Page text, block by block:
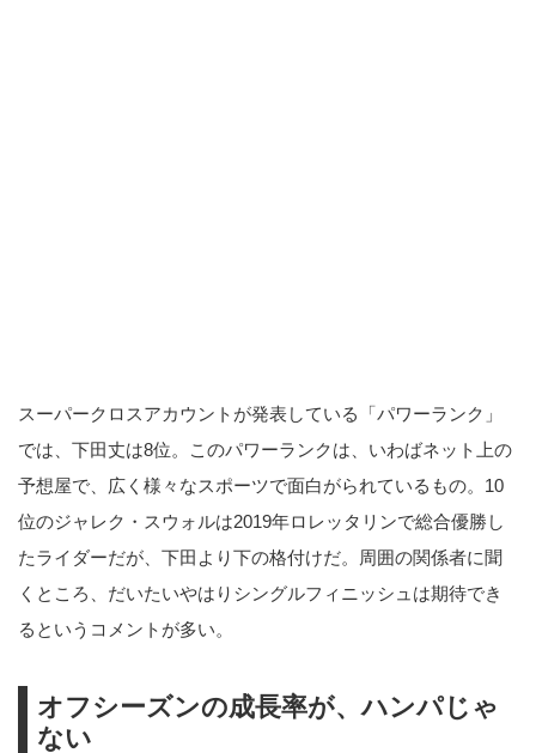
スーパークロスアカウントが発表している「パワーランク」
では、下田丈は8位。このパワーランクは、いわばネット上の
予想屋で、広く様々なスポーツで面白がられているもの。10
位のジャレク・スウォルは2019年ロレッタリンで総合優勝し
たライダーだが、下田より下の格付けだ。周囲の関係者に聞
くところ、だいたいやはりシングルフィニッシュは期待でき
るというコメントが多い。
オフシーズンの成長率が、ハンパじゃ
ない